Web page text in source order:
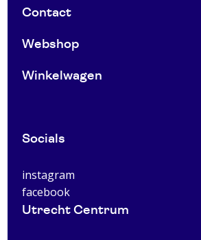
Contact
Webshop
Winkelwagen
Socials
instagram
facebook
Utrecht Centrum